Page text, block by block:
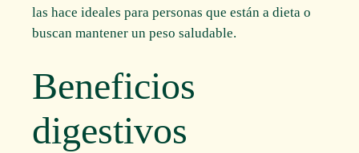
las hace ideales para personas que están a dieta o
buscan mantener un peso saludable.
Beneficios
digestivos